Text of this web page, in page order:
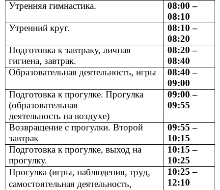
Утренняя гимнастика.
08:00 –
08:10
Утренний круг.
08:10 –
08:20
Подготовка к завтраку, личная
гигиена, завтрак.
08:20 –
08:40
Образовательная деятельность, игры
08:40 –
09:00
Подготовка к прогулке. Прогулка
(образовательная
деятельность на воздухе)
09:00 –
09:55
Возвращение с прогулки. Второй
завтрак
09:55 –
10:15
Подготовка к прогулке, выход на
прогулку.
10:15 –
10:25
Прогулка (игры, наблюдения, труд,
самостоятельная деятельность,
10:25 –
12:10